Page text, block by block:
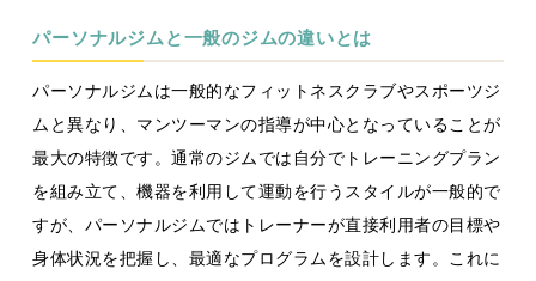
パーソナルジムと一般のジムの違いとは
パーソナルジムは一般的なフィットネスクラブやスポーツジ
ムと異なり、マンツーマンの指導が中心となっていることが
最大の特徴です。通常のジムでは自分でトレーニングプラン
を組み立て、機器を利用して運動を行うスタイルが一般的で
すが、パーソナルジムではトレーナーが直接利用者の目標や
身体状況を把握し、最適なプログラムを設計します。これに